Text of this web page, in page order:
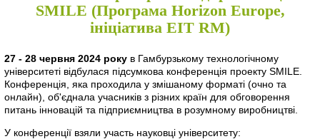
SMILE (Програма Horizon Europe,
ініціатива EIT RM)
27 - 28 червня 2024 року в Гамбурзькому технологічному
університеті відбулася підсумкова конференція проекту SMILE.
Конференція, яка проходила у змішаному форматі (очно та
онлайн), об'єднала учасників з різних країн для обговорення
питань інновацій та підприємництва в розумному виробництві.
У конференції взяли участь науковці університету: